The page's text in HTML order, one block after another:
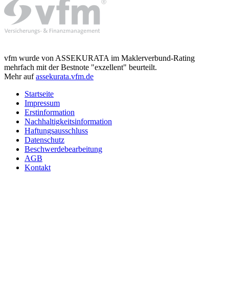
vfm wurde von ASSEKURATA im Maklerverbund-Rating
mehrfach mit der Bestnote "exzellent" beurteilt.
Mehr aufassekurata.vfm.de
Startseite
Impressum
Erstinformation
Nachhaltigkeitsinformation
Haftungsausschluss
Datenschutz
Beschwerdebearbeitung
AGB
Kontakt